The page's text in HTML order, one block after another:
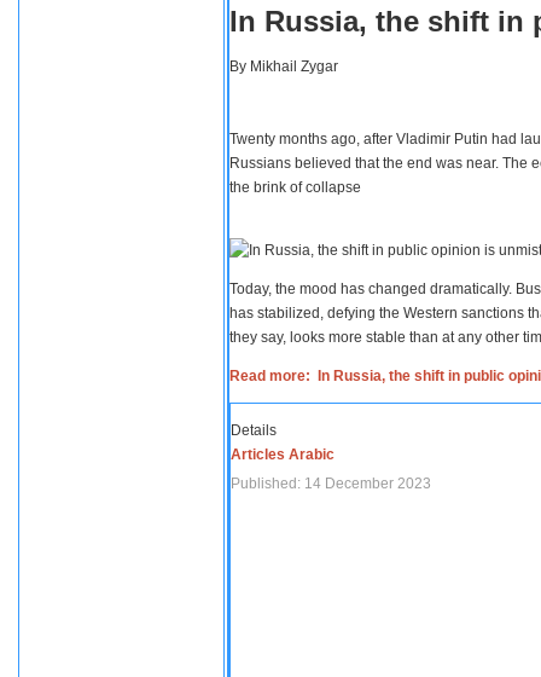
In Russia, the shift in
By Mikhail Zygar
Twenty months ago, after Vladimir Putin had
Russians believed that the end was near. The
the brink of collapse
Today, the mood has changed dramatically.
has stabilized, defying the Western sanctions
they say, looks more stable than at any other
Read more: In Russia, the shift in public
Details
Articles Arabic
Published: 14 December 2023